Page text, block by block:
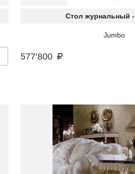
Стол журнальный -
Jumbo
577′800